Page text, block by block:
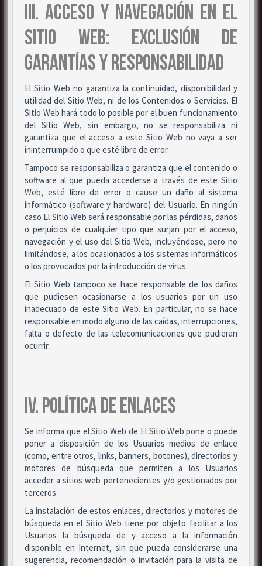
III. ACCESO Y NAVEGACIÓN EN EL
SITIO WEB: EXCLUSIÓN DE
GARANTÍAS Y RESPONSABILIDAD
El Sitio Web no garantiza la continuidad, disponibilidad y
utilidad del Sitio Web, ni de los Contenidos o Servicios. El
Sitio Web hará todo lo posible por el buen funcionamiento
del Sitio Web, sin embargo, no se responsabiliza ni
garantiza que el acceso a este Sitio Web no vaya a ser
ininterrumpido o que esté libre de error.
Tampoco se responsabiliza o garantiza que el contenido o
software al que pueda accederse a través de este Sitio
Web, esté libre de error o cause un daño al sistema
informático (software y hardware) del Usuario. En ningún
caso El Sitio Web será responsable por las pérdidas, daños
o perjuicios de cualquier tipo que surjan por el acceso,
navegación y el uso del Sitio Web, incluyéndose, pero no
limitándose, a los ocasionados a los sistemas informáticos
o los provocados por la introducción de virus.
El Sitio Web tampoco se hace responsable de los daños
que pudiesen ocasionarse a los usuarios por un uso
inadecuado de este Sitio Web. En particular, no se hace
responsable en modo alguno de las caídas, interrupciones,
falta o defecto de las telecomunicaciones que pudieran
ocurrir.
IV. POLÍTICA DE ENLACES
Se informa que el Sitio Web de El Sitio Web pone o puede
poner a disposición de los Usuarios medios de enlace
(como, entre otros, links, banners, botones), directorios y
motores de búsqueda que permiten a los Usuarios
acceder a sitios web pertenecientes y/o gestionados por
terceros.
La instalación de estos enlaces, directorios y motores de
búsqueda en el Sitio Web tiene por objeto facilitar a los
Usuarios la búsqueda de y acceso a la información
disponible en Internet, sin que pueda considerarse una
sugerencia, recomendación o invitación para la visita de